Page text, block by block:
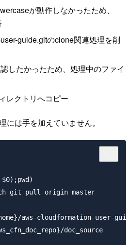
が動作しなかったため、
guide.gitのclone関連処理を削
したかったため、処理中のファイ
レクトリへコピー
には手を加えていません。
$0);pwd)
git pull origin master
aws-cloudformation-user-
doc_source